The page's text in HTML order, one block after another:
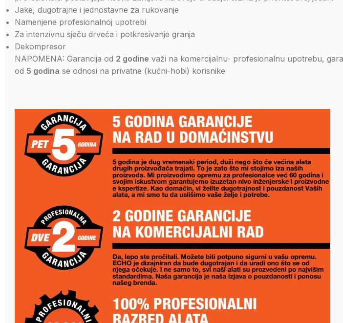
Jake, dugotrajne i jednostavne za rukovanje
Namenjene profesionalnoj upotrebi
Za intenzivnu sječu drveća i potkresivanje granja
Dekompresor
NAPOMENA: Garancija od 2 godine važi na komercijalnu- profesionalnu upotrebu,
od 5 godina se odnosi na privatne (kućni-hobi) korisnike